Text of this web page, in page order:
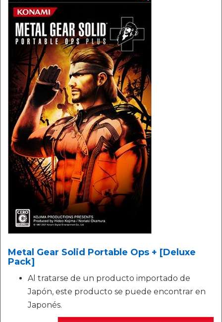
Metal Gear Solid Portable Ops + [Deluxe
Pack]
Al tratarse de un producto importado de
Japón, este producto se puede encontrar en
Japonés.